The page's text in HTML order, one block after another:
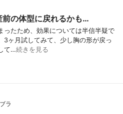
の体型に戻れるかも…
ったため、効果については半信半疑で
3ヶ月試してみて、少し胸の形が戻っ
て…続きを見る
ラ